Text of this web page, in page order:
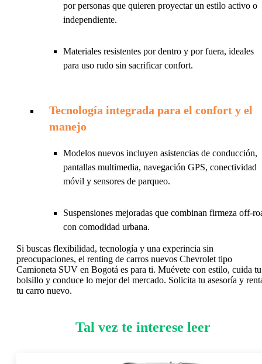
por personas que quieren proyectar un estilo activo o
independiente.
Materiales resistentes por dentro y por fuera, ideales
para uso rudo sin sacrificar confort.
Tecnología integrada para el confort y el
manejo
Modelos nuevos incluyen asistencias de conducción,
pantallas multimedia, navegación GPS, conectividad
móvil y sensores de parqueo.
Suspensiones mejoradas que combinan firmeza off-
con comodidad urbana.
Si buscas flexibilidad, tecnología y una experincia sin
preocupaciones, el renting de carros nuevos Chevrolet tipo
Camioneta SUV en Bogotá es para ti. Muévete con estilo, cuida tu
bolsillo y conduce lo mejor del mercado. Solicita tu asesoría y
tu carro nuevo.
Tal vez te interese leer